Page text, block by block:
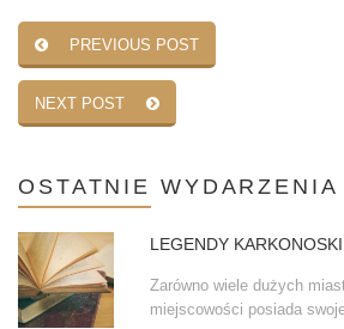
PREVIOUS POST
NEXT POST
OSTATNIE WYDARZENIA
LEGENDY
Zarówno wiele dużych
miejscowości posiada